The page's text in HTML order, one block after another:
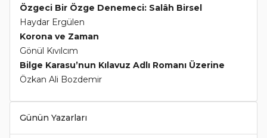
Özgeci Bir Özge Denemeci: Salâh Birsel
Haydar Ergülen
Korona ve Zaman
Gönül Kıvılcım
Bilge Karasu’nun Kılavuz Adlı Romanı Üzerine
Özkan Ali Bozdemir
Günün Yazarları